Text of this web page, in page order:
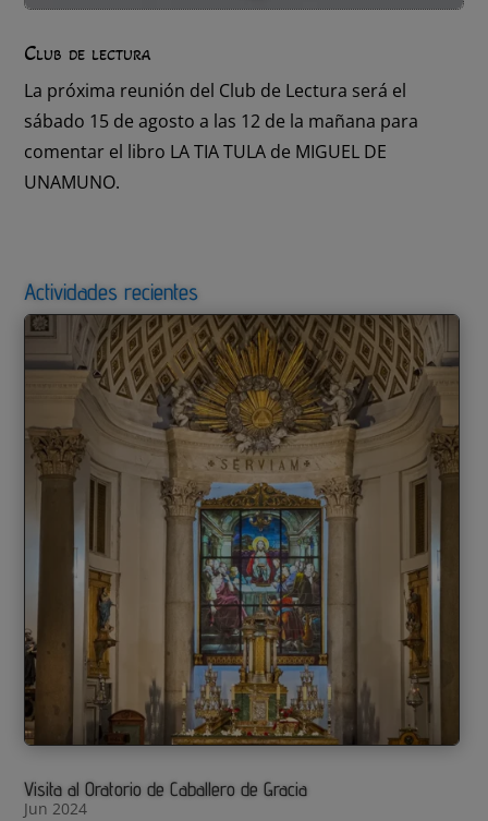
Club de lectura
La próxima reunión del Club de Lectura será el
sábado 15 de agosto a las 12 de la mañana para
comentar el libro LA TIA TULA de MIGUEL DE
UNAMUNO.
Actividades recientes
Visita al Oratorio de Caballero de Gracia
Jun 2024